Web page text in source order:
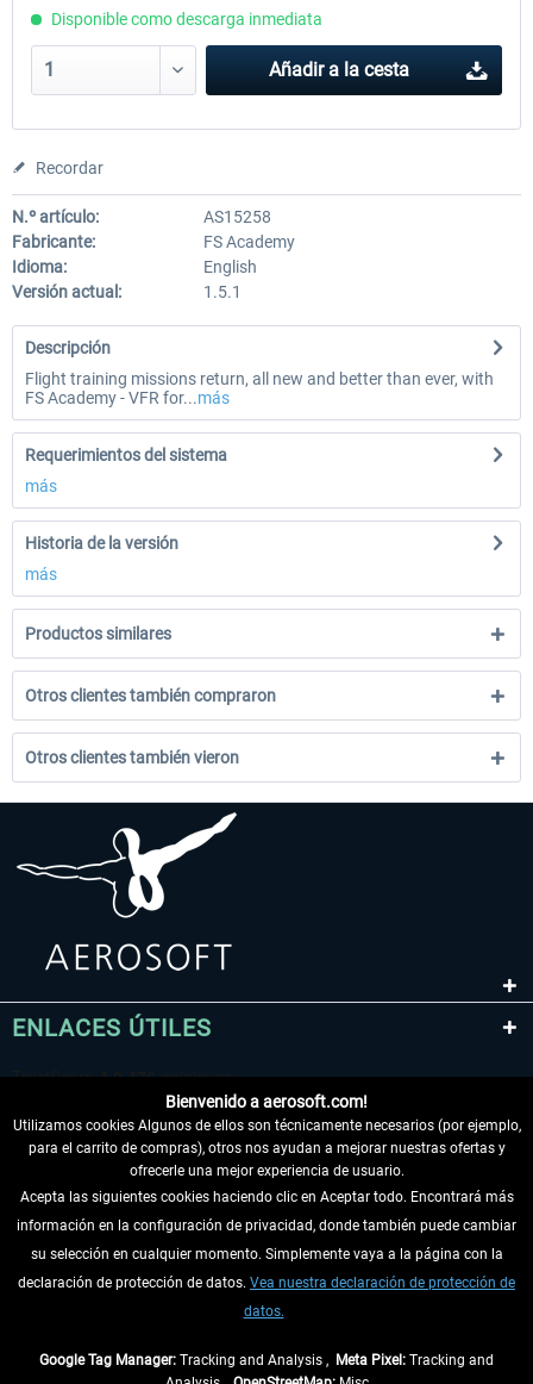
Disponible como descarga inmediata
Añadir a la cesta
Recordar
N.º artículo:
AS15258
Fabricante:
FS Academy
Idioma:
English
Versión actual:
1.5.1
Descripción
Flight training missions return, all new and better than ever, with
FS Academy - VFR for...más
Requerimientos del sistema
más
Historia de la versión
más
Productos similares
Otros clientes también compraron
Otros clientes también vieron
ENLACES ÚTILES
DESISTIR DEL CONTRATO
INFORMACIÓN
Bienvenido a aerosoft.com!
Utilizamos cookies Algunos de ellos son técnicamente necesarios (por ejemplo,
para el carrito de compras), otros nos ayudan a mejorar nuestras ofertas y
ofrecerle una mejor experiencia de usuario.
Acepta las siguientes cookies haciendo clic en Aceptar todo. Encontrará más
información en la configuración de privacidad, donde también puede cambiar
su selección en cualquier momento. Simplemente vaya a la página con la
declaración de protección de datos. Vea nuestra declaración de protección de
datos.
Google Tag Manager: Tracking and Analysis , Meta Pixel: Tracking and